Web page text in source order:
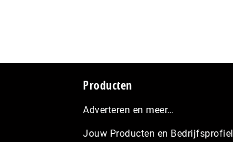
Producten
Adverteren en meer…
Jouw Producten en Bedrijfsprofiel